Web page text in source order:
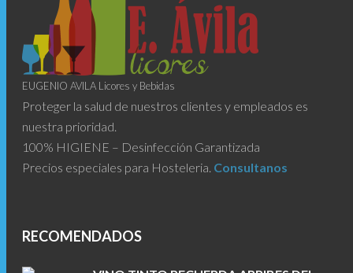
EUGENIO AVILA Licores y Bebidas
Proteger la salud de nuestros clientes y empleados es
nuestra prioridad.
100% HIGIENE – Desinfección Garantizada
Precios especiales para Hosteleria. Consultanos
RECOMENDADOS